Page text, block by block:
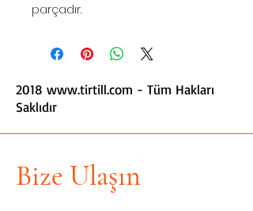
parçadır.
2018 www.tirtill.com - Tüm Hakları
Saklıdır
Bize Ulaşın